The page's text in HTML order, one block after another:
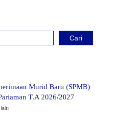
Cari
Murid Baru (SPMB)
T.A 2026/2027